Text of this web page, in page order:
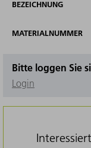
BEZEICHNUNG
MATERIALNUMMER
Bitte loggen Sie
Login